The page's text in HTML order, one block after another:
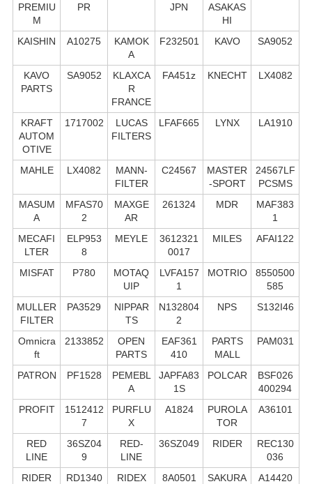
PREMIU
M
PR
JPN
ASAKAS
HI
KAISHIN A10275
KAMOK
A
F232501 KAVO SA9052
KAVO
PARTS
SA9052
KLAXCA
R
FRANCE
FA451z KNECHT LX4082
KRAFT
AUTOM
OTIVE
1717002
LUCAS
FILTERS
LFAF665 LYNX LA1910
MAHLE LX4082
MANN-
FILTER
C24567
MASTER
-SPORT
24567LF
PCSMS
MASUM
A
MFAS70
2
MAXGE
AR
261324 MDR
MAF383
1
MECAFI
LTER
ELP953
8
MEYLE
3612321
0017
MILES AFAI122
MISFAT P780
MOTAQ
UIP
LVFA157
1
MOTRIO
8550500
585
MULLER
FILTER
PA3529
NIPPAR
TS
N132804
2
NPS S132I46
Omnicra
ft
2133852
OPEN
PARTS
EAF361
410
PARTS
MALL
PAM031
PATRON PF1528
PEMEBL
A
JAPFA83
1S
POLCAR
BSF026
400294
PROFIT
1512412
7
PURFLU
X
A1824
PUROLA
TOR
A36101
RED
LINE
36SZ04
9
RED-
LINE
36SZ049 RIDER
REC130
036
RIDER
RD1340
RIDEX 8A0501 SAKURA A14420